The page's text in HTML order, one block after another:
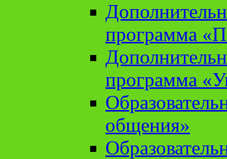
программа
программа
общения»